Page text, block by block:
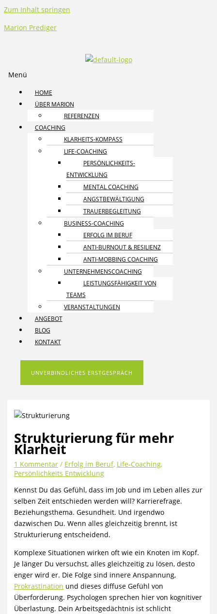
Zum Inhalt springen
Marion Prediger
Menü
HOME
ÜBER MARION
REFERENZEN
COACHING
KLARHEITS-KOMPASS
LIFE-COACHING
PERSÖNLICHKEITS­
ENTWICKLUNG
MENTAL COACHING
ANGST­BEWÄLTIGUNG
TRAUER­BEGLEITUNG
BUSINESS-COACHING
ERFOLG IM BERUF
ANTI-BURNOUT & RESILIENZ
ANTI-MOBBING COACHING
UNTERNEHMENS­COACHING
LEISTUNGSFÄHIGKEIT VON
TEAMS
VERANSTALTUNGEN
ANGEBOT
BLOG
KONTAKT
UNVERBINDLICHES ERSTGESPRÄCH
Strukturierung für mehr
Klarheit
1 Kommentar / Erfolg im Beruf, Life-Coaching,
Persönlichkeits Entwicklung
Kennst Du das Gefühl, dass im Job und im Leben alles zur
selben Zeit entschieden werden will? Karrierefrage.
Beziehungsthema. Gesundheit. Und irgendwo
dazwischen Du. Wenn alles gleichzeitig brennt, ist
Strukturierung entscheidend.
Komplexe Situationen wirken oft wie ein Knoten im Kopf.
Je länger Du versuchst, alles gleichzeitig zu lösen, desto
enger wird er. Die Folge sind innere Anspannung,
Prokrastination und dieses diffuse Gefühl von
Überforderung. Psychologen sprechen hier von kognitiver
Überlastung. Dein Arbeitsgedächtnis ist schlicht